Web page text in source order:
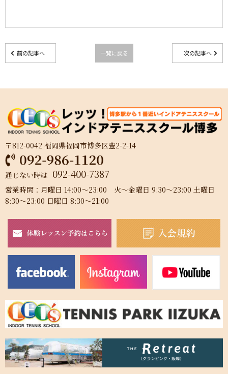
前の記事へ 一覧に戻る 次の記事へ
〒812-0042 福岡県福岡市博多区豊2-2-14
通じない時は 092-400-7387
営業時間：月曜日 14:00～23:00 火～金曜日 9:30～23:00 土曜日
8:30～23:00 日曜日 8:30～21:00